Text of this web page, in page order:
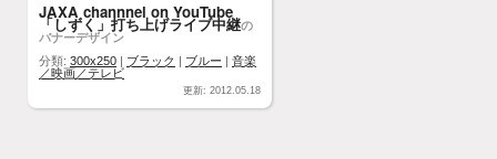
JAXA channnel on YouTube
「しずく」打ち上げライブ中継の
バナーデザイン
分類: 300x250 ブラック ブルー
音楽
／映画／テレビ
更新: 2012.05.18